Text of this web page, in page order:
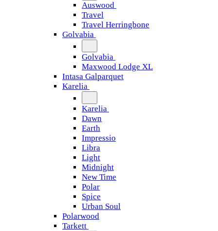
Auswood
Travel
Travel Herringbone
Golvabia
Golvabia
Maxwood Lodge XL
Intasa Galparquet
Karelia
Karelia
Dawn
Earth
Impressio
Libra
Light
Midnight
New Time
Polar
Spice
Urban Soul
Polarwood
Tarkett